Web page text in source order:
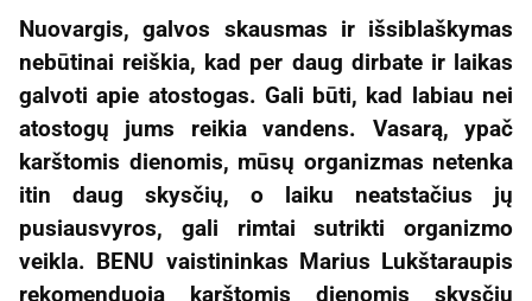
Nuovargis, galvos skausmas ir išsiblaškymas
nebūtinai reiškia, kad per daug dirbate ir laikas
galvoti apie atostogas. Gali būti, kad labiau nei
atostogų jums reikia vandens. Vasarą, ypač
karštomis dienomis, mūsų organizmas netenka
itin daug skysčių, o laiku neatstačius jų
pusiausvyros, gali rimtai sutrikti organizmo
veikla. BENU vaistininkas Marius Lukštaraupis
rekomenduoja karštomis dienomis skysčių